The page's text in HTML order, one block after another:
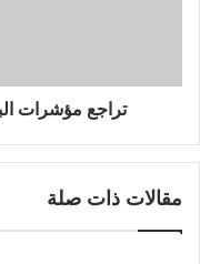
تراجع مؤشرات
مقالات ذات صلة